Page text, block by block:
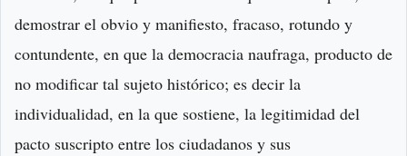
demostrar el obvio y manifiesto, fracaso, rotundo y
contundente, en que la democracia naufraga, producto de
no modificar tal sujeto histórico; es decir la
individualidad, en la que sostiene, la legitimidad del
pacto suscripto entre los ciudadanos y sus